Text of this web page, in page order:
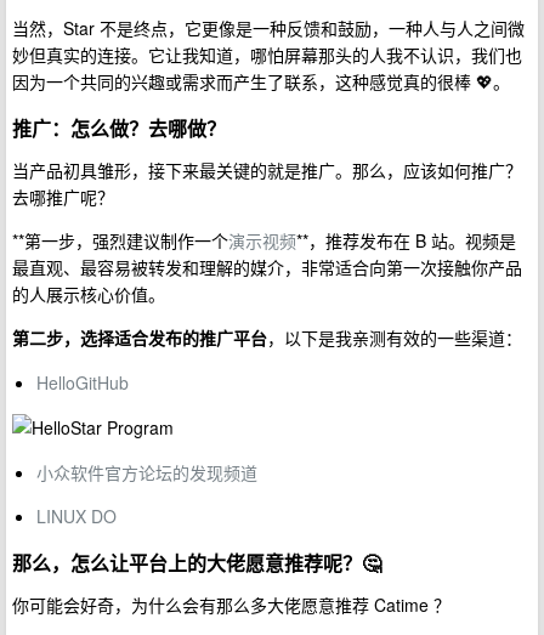
当然，Star 不是终点，它更像是一种反馈和鼓励，一种人与人之间微
妙但真实的连接。它让我知道，哪怕屏幕那头的人我不认识，我们也
因为一个共同的兴趣或需求而产生了联系，这种感觉真的很棒 💖。
推广：怎么做？去哪做？
当产品初具雏形，接下来最关键的就是推广。那么，应该如何推广？
去哪推广呢？
**第一步，强烈建议制作一个演示视频**，推荐发布在 B 站。视频是
最直观、最容易被转发和理解的媒介，非常适合向第一次接触你产品
的人展示核心价值。
第二步，选择适合发布的推广平台，以下是我亲测有效的一些渠道：
HelloGitHub
小众软件官方论坛的发现频道
LINUX DO
那么，怎么让平台上的大佬愿意推荐呢？🤔
你可能会好奇，为什么会有那么多大佬愿意推荐 Catime ？